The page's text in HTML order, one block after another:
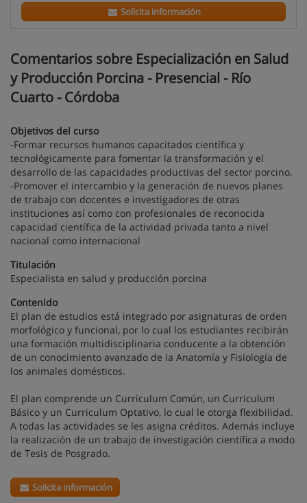
Solicita información
Comentarios sobre Especialización en Salud
y Producción Porcina - Presencial - Río
Cuarto - Córdoba
Objetivos del curso
-Formar recursos humanos capacitados científica y
tecnológicamente para fomentar la transformación y el
desarrollo de las capacidades productivas del sector porcino.
-Promover el intercambio y la generación de nuevos planes
de trabajo con docentes e investigadores de otras
instituciones así como con profesionales de reconocida
capacidad científica de la actividad privada tanto a nivel
nacional como internacional
Titulación
Especialista en salud y producción porcina
Contenido
El plan de estudios está integrado por asignaturas de orden
morfológico y funcional, por lo cual los estudiantes recibirán
una formación multidisciplinaria conducente a la obtención
de un conocimiento avanzado de la Anatomía y Fisiología de
los animales domésticos.
El plan comprende un Curriculum Común, un Curriculum
Básico y un Curriculum Optativo, lo cual le otorga flexibilidad.
A todas las actividades se les asigna créditos. Además incluye
la realización de un trabajo de investigación científica a modo
de Tesis de Posgrado.
Solicita información